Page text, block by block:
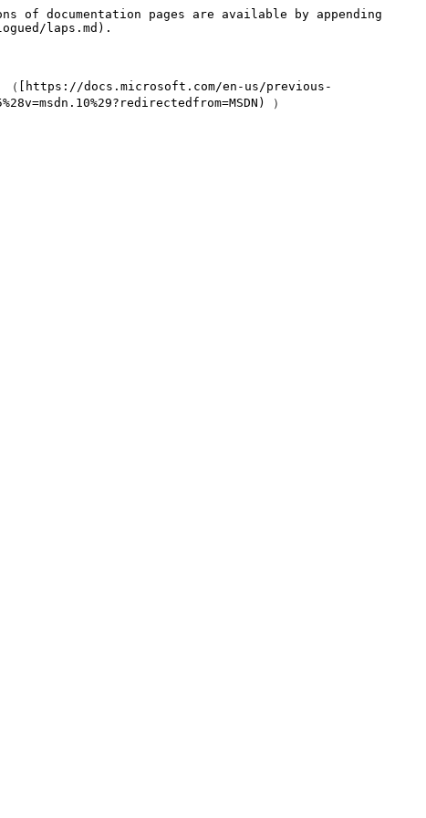
of documentation pages are available by appending
laps.md).
取密码。（[https://docs.microsoft.com/en-us/previous-
）